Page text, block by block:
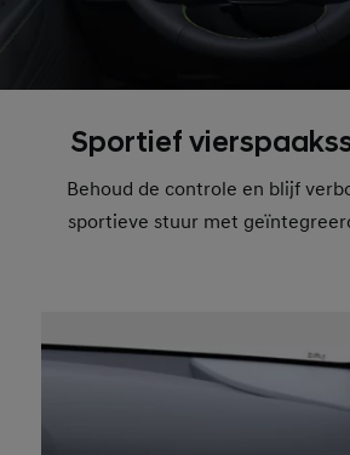
Sportief
Behoud de controle en blijf
sportieve stuur met